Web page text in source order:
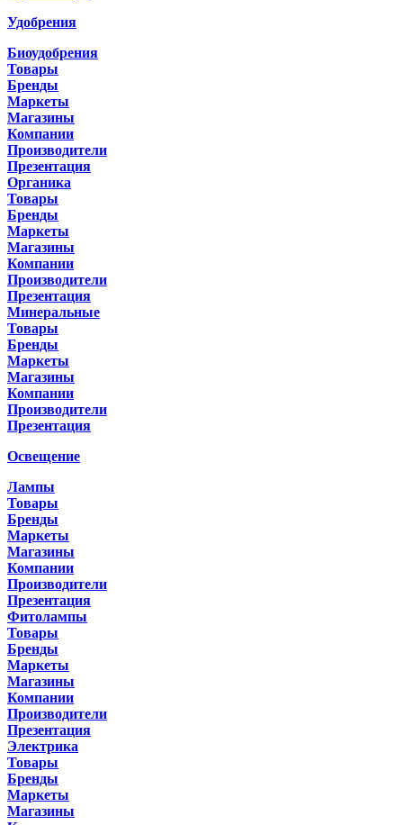
Удобрения
Биоудобрения
Товары
Бренды
Маркеты
Магазины
Компании
Производители
Презентация
Органика
Товары
Бренды
Маркеты
Магазины
Компании
Производители
Презентация
Минеральные
Товары
Бренды
Маркеты
Магазины
Компании
Производители
Презентация
Освещение
Лампы
Товары
Бренды
Маркеты
Магазины
Компании
Производители
Презентация
Фитолампы
Товары
Бренды
Маркеты
Магазины
Компании
Производители
Презентация
Электрика
Товары
Бренды
Маркеты
Магазины